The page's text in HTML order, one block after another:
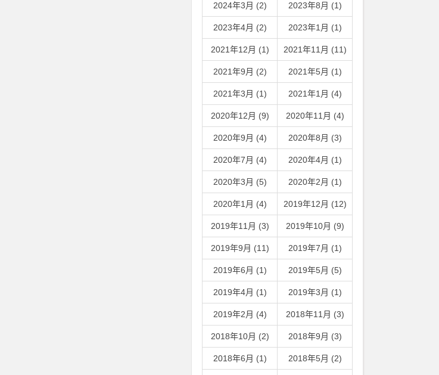
2024年3月 (2) 2023年8月 (1)
2023年4月 (2) 2023年1月 (1)
2021年12月 (1) 2021年11月 (11)
2021年9月 (2) 2021年5月 (1)
2021年3月 (1) 2021年1月 (4)
2020年12月 (9) 2020年11月 (4)
2020年9月 (4) 2020年8月 (3)
2020年7月 (4) 2020年4月 (1)
2020年3月 (5) 2020年2月 (1)
2020年1月 (4) 2019年12月 (12)
2019年11月 (3) 2019年10月 (9)
2019年9月 (11) 2019年7月 (1)
2019年6月 (1) 2019年5月 (5)
2019年4月 (1) 2019年3月 (1)
2019年2月 (4) 2018年11月 (3)
2018年10月 (2) 2018年9月 (3)
2018年6月 (1) 2018年5月 (2)